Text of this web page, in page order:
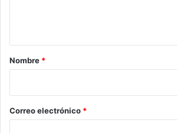
r
*
Nombre *
Correo electrónico *